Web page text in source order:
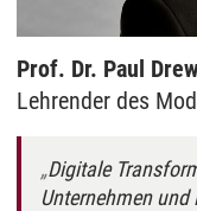
Prof. Dr. Paul
Lehrender des
Digitale
Unternehmen